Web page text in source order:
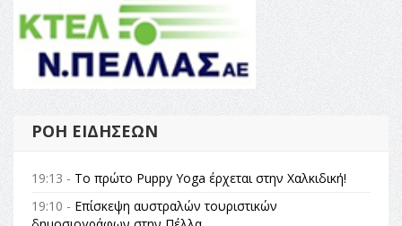
ΡΟΉ ΕΙΔΉΣΕΩΝ
19:13 - Το πρώτο Puppy Yoga έρχεται στην Χαλκιδική!
19:10 - Επίσκεψη αυστραλών τουριστικών